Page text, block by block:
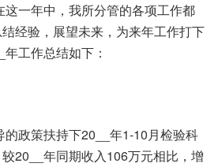
一年中，我所分管的各项工作都
经验，展望未来，为来年工作打下
工作总结如下：
政策扶持下20__年1-10月检验科
20__年同期收入106万元相比，增